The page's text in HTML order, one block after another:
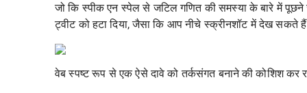
जो कि स्पीक एन स्पेल से जटिल गणित की समस्या के बारे में
ट्वीट को हटा दिया, जैसा कि आप नीचे स्क्रीनशॉट में देख सकते
वेब स्पष्ट रूप से एक ऐसे दावे को तर्कसंगत बनाने की कोशिश कर